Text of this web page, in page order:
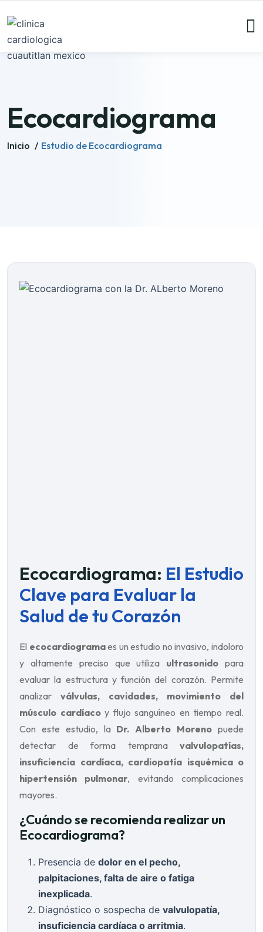
Ecocardiograma
Inicio / Estudio de Ecocardiograma
Ecocardiograma: El Estudio
Clave para Evaluar la
Salud de tu Corazón
El ecocardiogramaes un estudio no invasivo, indoloro
y altamente preciso que utiliza ultrasonido para
evaluar la estructura y función del corazón. Permite
analizar válvulas, cavidades, movimiento del
músculo cardíacoy flujo sanguíneo en tiempo real.
Con este estudio, la Dr. Alberto Moreno puede
detectar de forma temprana valvulopatías,
insuficiencia cardíaca, cardiopatía isquémica o
hipertensión pulmonar, evitando complicaciones
mayores.
¿Cuándo se recomienda realizar un
Ecocardiograma?
Presencia de dolor en el pecho,
palpitaciones, falta de aire o fatiga
inexplicada.
Diagnóstico o sospecha de valvulopatía,
insuficiencia cardíaca o arritmia.